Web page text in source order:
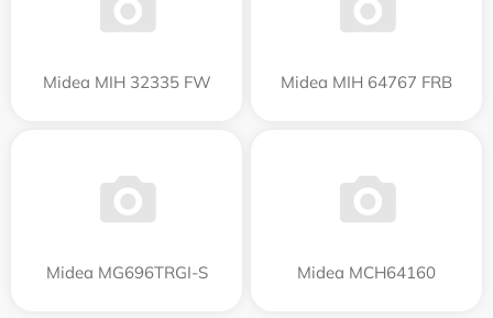
Midea MIH 32335 FW Midea MIH 64767 FRB
Midea MG696TRGI-S Midea MCH64160